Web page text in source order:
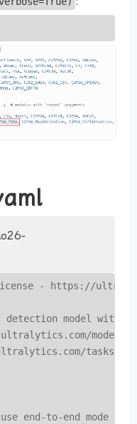
- https://
detection model with
models/
tasks/
end-to-end mode